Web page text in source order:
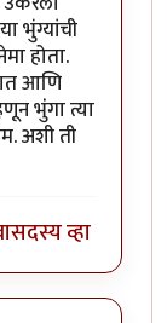
भुंग्यांची
होता.
आणि
भुंंगा त्या
अशी ती
सदस्य व्हा